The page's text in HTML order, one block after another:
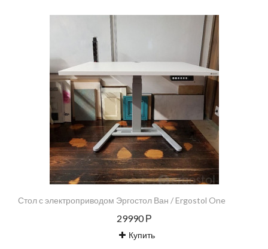
Стол с электроприводом Эргостол Ван / Ergostol One
29990 Р
Купить